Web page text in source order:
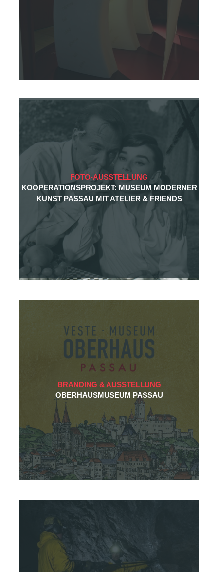
FOTO-AUSSTELLUNG
KOOPERATIONSPROJEKT: MUSEUM MODERNER
KUNST PASSAU MIT ATELIER & FRIENDS
BRANDING & AUSSTELLUNG
OBERHAUSMUSEUM PASSAU